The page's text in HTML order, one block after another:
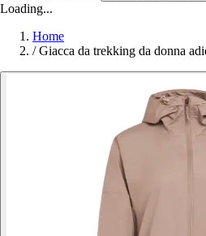
Loading...
Home
/ Giacca da trekking da donna